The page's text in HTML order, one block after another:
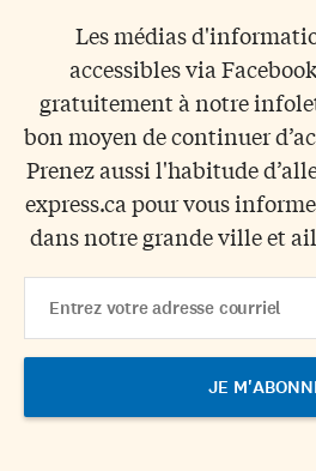
Les médias
accessibles via
gratuitement à notre
bon moyen de continuer
Prenez aussi l'habitude
express.ca pour vous
dans notre grande ville et
Address